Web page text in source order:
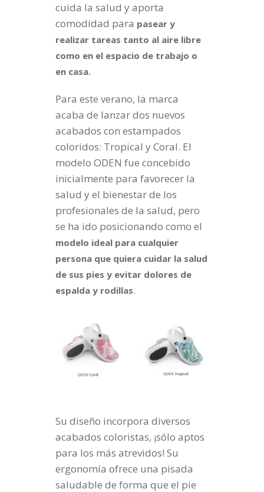
cuida la salud y aporta
comodidad para pasear y
realizar tareas tanto al aire libre
como en el espacio de trabajo o
en casa.
Para este verano, la marca
acaba de lanzar dos nuevos
acabados con estampados
coloridos: Tropical y Coral. El
modelo ODEN fue concebido
inicialmente para favorecer la
salud y el bienestar de los
profesionales de la salud, pero
se ha ido posicionando como el
modelo ideal para cualquier
persona que quiera cuidar la salud
de sus pies y evitar dolores de
espalda y rodillas.
Su diseño incorpora diversos
acabados coloristas, ¡sólo aptos
para los más atrevidos! Su
ergonomía ofrece una pisada
saludable de forma que el pie